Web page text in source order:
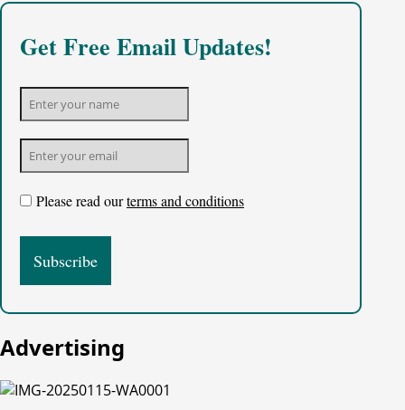
Get Free Email Updates!
Please read ourterms and conditions
Advertising